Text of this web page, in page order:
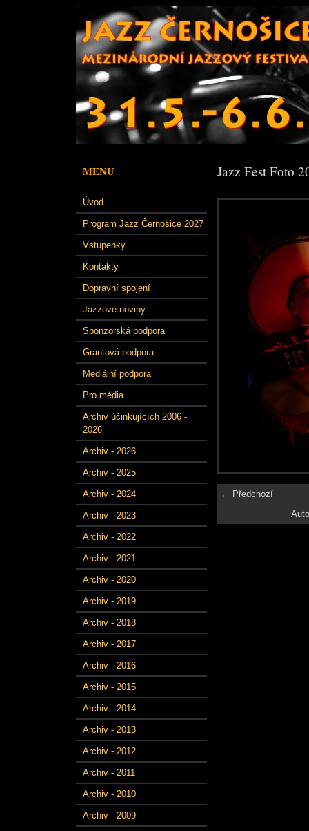
MENU
Úvod
Program Jazz Černošice 2027
Vstupenky
Kontakty
Dopravní spojení
Jazzové noviny
Sponzorská podpora
Grantová podpora
Mediální podpora
Pro média
Archiv účinkujících 2006 -
2026
Archiv - 2026
Archiv - 2025
Archiv - 2024
Archiv - 2023
Archiv - 2022
Archiv - 2021
Archiv - 2020
Archiv - 2019
Archiv - 2018
Archiv - 2017
Archiv - 2016
Archiv - 2015
Archiv - 2014
Archiv - 2013
Archiv - 2012
Archiv - 2011
Archiv - 2010
Archiv - 2009
Jazz Fest Foto
← Předchozí